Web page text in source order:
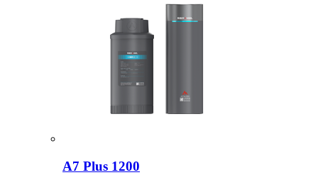
A7 Plus 1200